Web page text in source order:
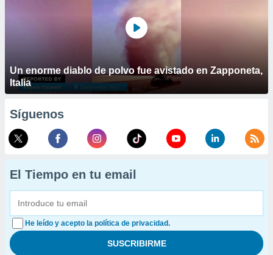
Un enorme diablo de polvo fue avistado en Zapponeta,
Italia
Síguenos
El Tiempo en tu email
He leído y acepto la política de privacidad.